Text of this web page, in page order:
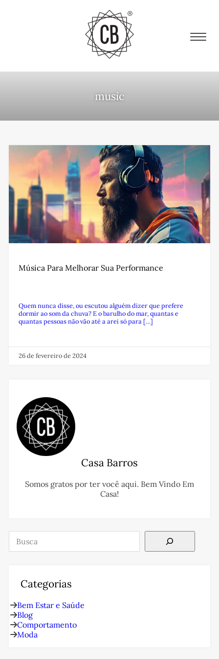
music
Música Para Melhorar Sua Performance
Quem nunca disse, ou escutou alguém dizer que prefere
dormir ao som da chuva? E o barulho do mar, quantas e
quantas pessoas não vão até a arei só para […]
26 de fevereiro de 2024
Casa Barros
Somos gratos por ter você aqui. Bem Vindo Em
Casa!
Pesquisar
Categorias
Bem Estar e Saúde
Blog
Comportamento
Moda